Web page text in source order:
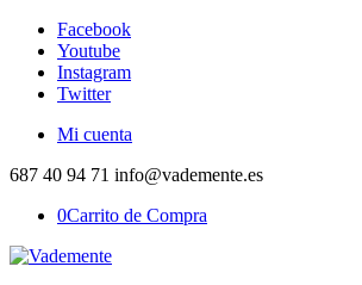
Facebook
Youtube
Instagram
Twitter
Mi cuenta
687 40 94 71 info@vademente.es
0Carrito de Compra